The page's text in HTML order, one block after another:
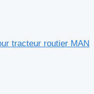
tracteur routier MAN